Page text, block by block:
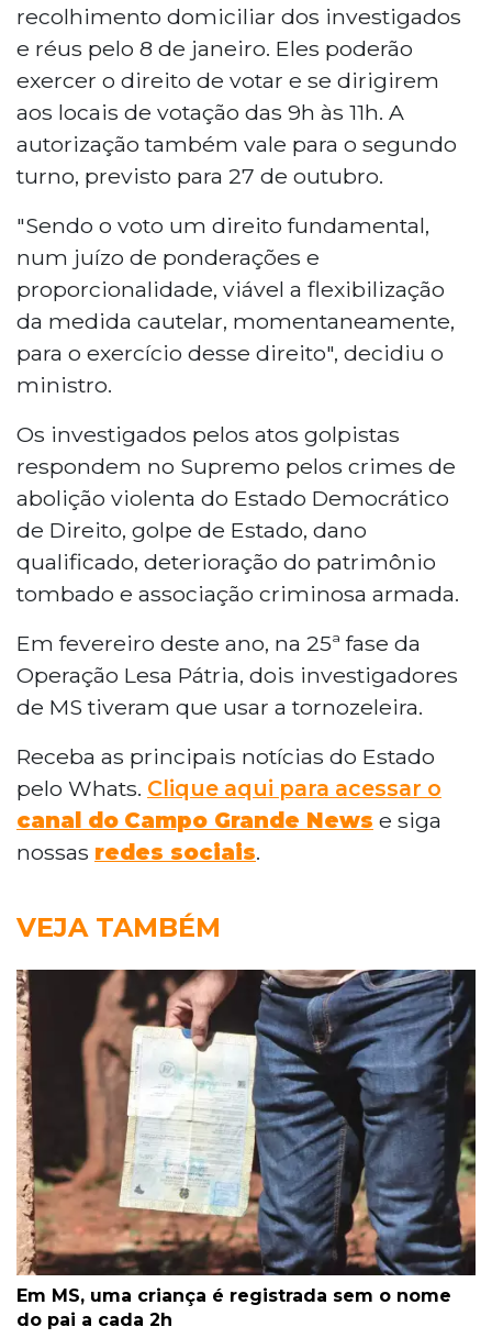
recolhimento domiciliar dos investigados
e réus pelo 8 de janeiro. Eles poderão
exercer o direito de votar e se dirigirem
aos locais de votação das 9h às 11h. A
autorização também vale para o segundo
turno, previsto para 27 de outubro.
"Sendo o voto um direito fundamental,
num juízo de ponderações e
proporcionalidade, viável a flexibilização
da medida cautelar, momentaneamente,
para o exercício desse direito", decidiu o
ministro.
Os investigados pelos atos golpistas
respondem no Supremo pelos crimes de
abolição violenta do Estado Democrático
de Direito, golpe de Estado, dano
qualificado, deterioração do patrimônio
tombado e associação criminosa armada.
Em fevereiro deste ano, na 25ª fase da
Operação Lesa Pátria, dois investigadores
de MS tiveram que usar a tornozeleira.
Receba as principais notícias do Estado
pelo Whats. Clique aqui para acessar o
canal do Campo Grande News e siga
nossas redes sociais.
VEJA TAMBÉM
Em MS, uma criança é registrada sem o nome
do pai a cada 2h